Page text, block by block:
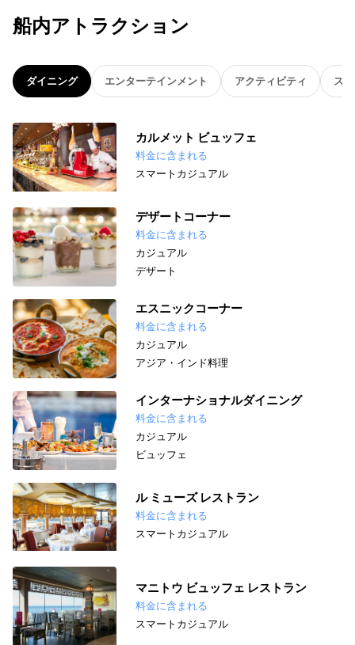
船内アトラクション
ダイニング エンターテインメント アクティビティ ス
カルメット ビュッフェ
料金に含まれる
スマートカジュアル
デザートコーナー
料金に含まれる
カジュアル
デザート
エスニックコーナー
料金に含まれる
カジュアル
アジア・インド料理
インターナショナルダイニング
料金に含まれる
カジュアル
ビュッフェ
ル ミューズ レストラン
料金に含まれる
スマートカジュアル
マニトウ ビュッフェ レストラン
料金に含まれる
スマートカジュアル